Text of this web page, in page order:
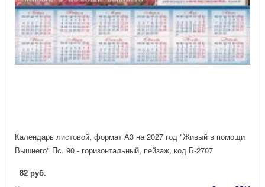
Календарь листовой, формат А3 на 2027 год "Живый в помощи
Вышнего" Пс. 90 - горизонтальный, пейзаж, код Б-2707
82 руб.